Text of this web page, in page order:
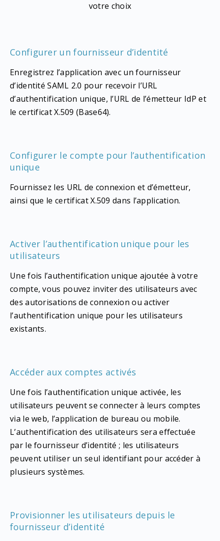
votre choix
Configurer un fournisseur d’identité
Enregistrez l’application avec un fournisseur
d’identité SAML 2.0 pour recevoir l’URL
d’authentification unique, l’URL de l’émetteur IdP et
le certificat X.509 (Base64).
Configurer le compte pour l’authentification
unique
Fournissez les URL de connexion et d’émetteur,
ainsi que le certificat X.509 dans l’application.
Activer l’authentification unique pour les
utilisateurs
Une fois l’authentification unique ajoutée à votre
compte, vous pouvez inviter des utilisateurs avec
des autorisations de connexion ou activer
l’authentification unique pour les utilisateurs
existants.
Accéder aux comptes activés
Une fois l’authentification unique activée, les
utilisateurs peuvent se connecter à leurs comptes
via le web, l’application de bureau ou mobile.
L’authentification des utilisateurs sera effectuée
par le fournisseur d’identité ; les utilisateurs
peuvent utiliser un seul identifiant pour accéder à
plusieurs systèmes.
Provisionner les utilisateurs depuis le
fournisseur d’identité